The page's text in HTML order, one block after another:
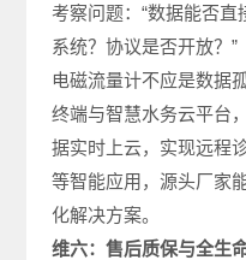
考察问题：“数据能否
系统？协议是否开放？”
电磁流量计不应是数据
终端与智慧水务云平台
据实时上云，实现远程
等智能应用，源头厂家
化解决方案。
维六：售后质保与全生